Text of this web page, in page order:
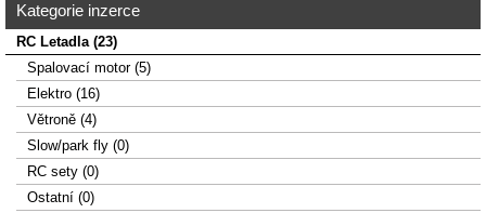
Kategorie inzerce
RC Letadla (23)
Spalovací­ motor (5)
Elektro (16)
Větroně (4)
Slow/park fly (0)
RC sety (0)
Ostatní (0)